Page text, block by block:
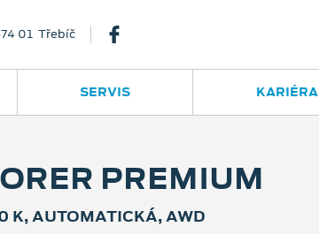
01 Třebíč
SERVIS KARIÉRA
PREMIUM
K, AUTOMATICKÁ, AWD